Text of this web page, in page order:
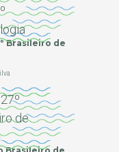
Brasileiro de